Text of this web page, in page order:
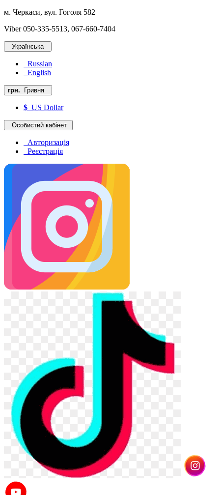
м. Черкаси, вул. Гоголя 582
Viber 050-335-5513, 067-660-7404
Українська
Russian
English
грн. Гривня
$ US Dollar
Особистий кабінет
Авторизація
Реєстрація